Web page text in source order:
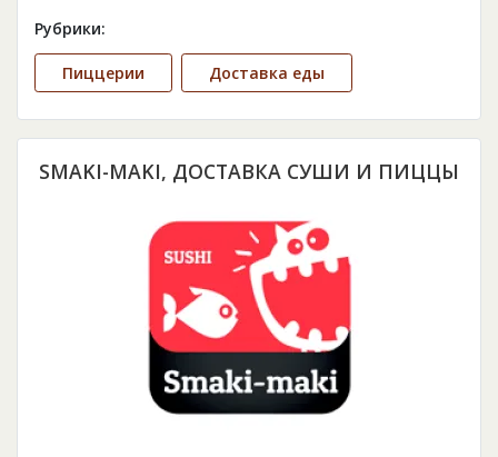
Рубрики:
Пиццерии Доставка еды
SMAKI-MAKI, ДОСТАВКА СУШИ И ПИЦЦЫ